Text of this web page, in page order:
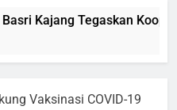
Kajang Tegaskan
Vaksinasi COVID-19